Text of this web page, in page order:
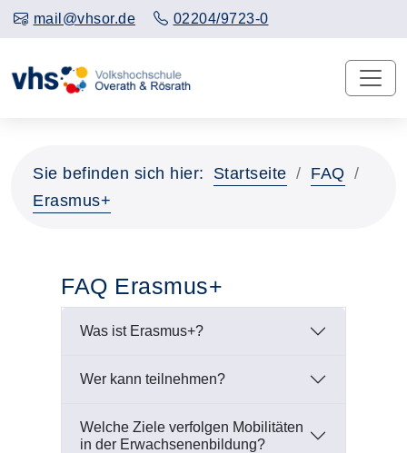
mail@vhsor.de 02204/9723-0
Sie befinden sich hier: Startseite
FAQ
Erasmus+
FAQ Erasmus+
Was ist Erasmus+?
Wer kann teilnehmen?
Welche Ziele verfolgen Mobilitäten
in der Erwachsenenbildung?